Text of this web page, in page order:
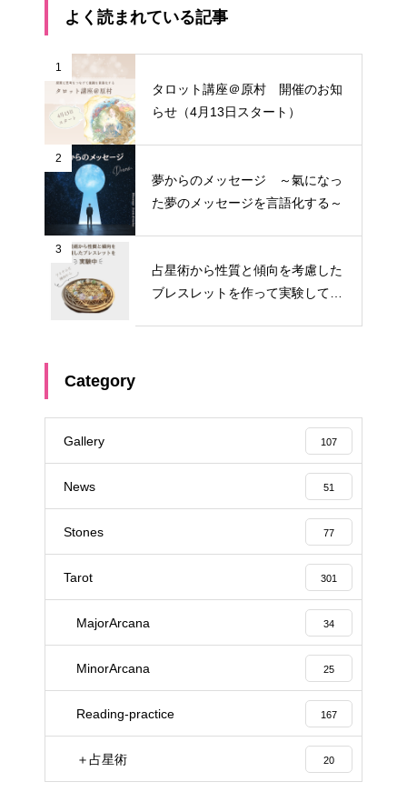
よく読まれている記事
1
タロット講座＠原村 開催のお知
らせ（4月13日スタート）
2
夢からのメッセージ ～氣になっ
た夢のメッセージを言語化する～
3
占星術から性質と傾向を考慮した
ブレスレットを作って実験してみ
Category
Gallery 107
News 51
Stones 77
Tarot 301
MajorArcana 34
MinorArcana 25
Reading-practice 167
＋占星術 20